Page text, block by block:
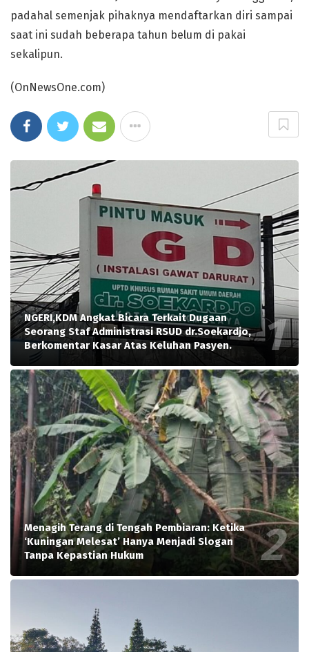
padahal semenjak pihaknya mendaftarkan diri sampai
saat ini sudah beberapa tahun belum di pakai
sekalipun.
(OnNewsOne.com)
NGERI,KDM Angkat Bicara Terkait Dugaan
Seorang Staf Administrasi RSUD dr.Soekardjo,
Berkomentar Kasar Atas Keluhan Pasyen.
Menagih Terang di Tengah Pembiaran: Ketika
‘Kuningan Melesat’ Hanya Menjadi Slogan
Tanpa Kepastian Hukum